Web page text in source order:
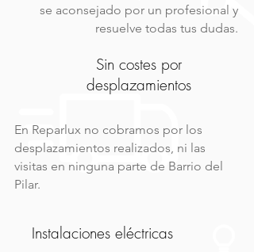
se aconsejado por un profesional y
resuelve todas tus dudas.
Sin costes por
desplazamientos
En Reparlux no cobramos por los
desplazamientos realizados, ni las
visitas en ninguna parte de Barrio del
Pilar.
Instalaciones eléctricas